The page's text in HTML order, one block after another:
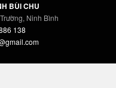
BÙI CHU
Ninh Bình
138